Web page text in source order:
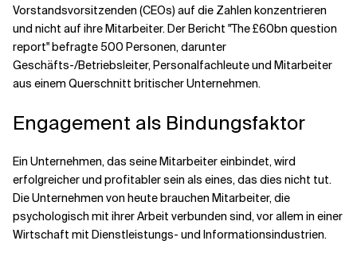
Vorstandsvorsitzenden (CEOs) auf die Zahlen konzentrieren
und nicht auf ihre Mitarbeiter. Der Bericht "The £60bn question
report" befragte 500 Personen, darunter
Geschäfts-/Betriebsleiter, Personalfachleute und Mitarbeiter
aus einem Querschnitt britischer Unternehmen.
Engagement als Bindungsfaktor
Ein Unternehmen, das seine Mitarbeiter einbindet, wird
erfolgreicher und profitabler sein als eines, das dies nicht tut.
Die Unternehmen von heute brauchen Mitarbeiter, die
psychologisch mit ihrer Arbeit verbunden sind, vor allem in einer
Wirtschaft mit Dienstleistungs- und Informationsindustrien.